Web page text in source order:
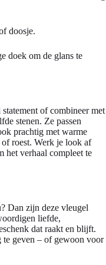
doosje.
doek om de glans te
of combineer met
stenen. Ze passen
prachtig met warme
roest. Werk je look af
het verhaal compleet te
Dan zijn deze vleugel
liefde,
dat raakt en blijft.
te geven – of gewoon voor